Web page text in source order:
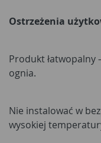
Ostrzeżenia
Produkt łatwopalny
ognia.
Nie instalować w
wysokiej